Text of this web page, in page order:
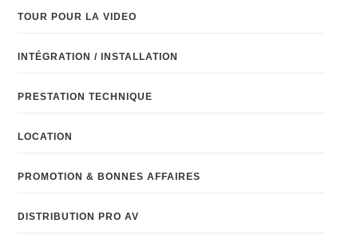
TOUR POUR LA VIDEO
INTÉGRATION / INSTALLATION
PRESTATION TECHNIQUE
LOCATION
PROMOTION & BONNES AFFAIRES
DISTRIBUTION PRO AV